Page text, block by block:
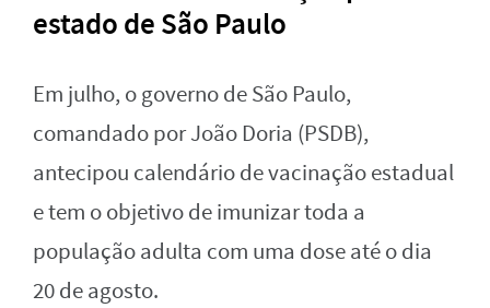
estado de São Paulo
Em julho, o governo de São Paulo,
comandado por João Doria (PSDB),
antecipou calendário de vacinação estadual
e tem o objetivo de imunizar toda a
população adulta com uma dose até o dia
20 de agosto.